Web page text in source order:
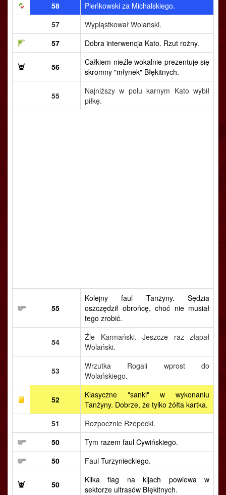
58
Pieńkowski za Michalskiego.
57
Wypiąstkował Wolański.
57
Dobra interwencja Kato. Rzut rożny.
56
Całkiem nieźle wokalnie prezentuje się
skromny "młynek" Błękitnych.
55
Najniższy w polu karnym Kato wybił
piłkę.
55
Kolejny faul Tanżyny. Sędzia
oszczędził obrońcę, choć nie musiał
tego zrobić.
54
Źle Karmański. Jeszcze raz złapał
Wolański.
53
Wrzutka Rogali wprost do
Wolańskiego.
52
Klasyczne "sanki" w wykonaniu
Tanżyny. Dobrze, że tylko żółta kartka.
51
Rozpocznie Rzepecki.
50
Tym razem faul Cywińskiego.
50
Faul Turzynieckiego.
50
Kilka flag na kijach powiewa w
sektorze ultrasów Błękitnych.